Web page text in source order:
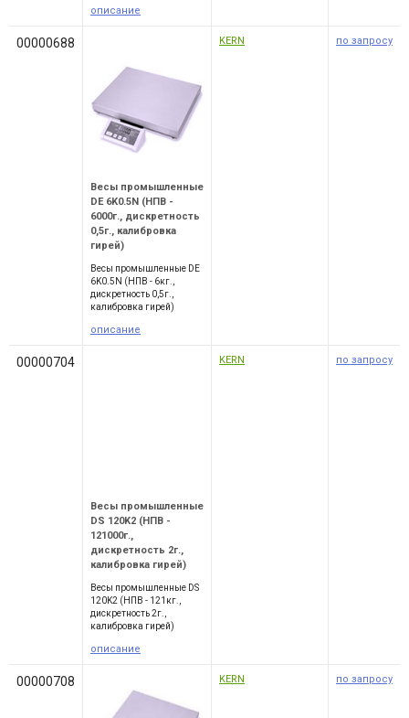
описание
00000688
Весы промышленные
DE 6K0.5N (НПВ -
6000г., дискретность
0,5г., калибровка
гирей)
Весы промышленные DE
6K0.5N (НПВ - 6кг.,
дискретность 0,5г.,
калибровка гирей)
описание
KERN по запросу
00000704
Весы промышленные
DS 120K2 (НПВ -
121000г.,
дискретность 2г.,
калибровка гирей)
Весы промышленные DS
120K2 (НПВ - 121кг.,
дискретность 2г.,
калибровка гирей)
описание
KERN по запросу
00000708 KERN по запросу